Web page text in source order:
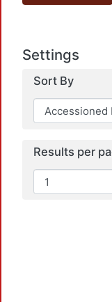
Settings
Sort By
Results per